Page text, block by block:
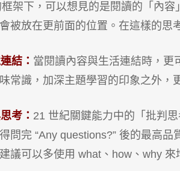
架下，可以想見的是閱讀的「內
被放在更前面的位置。在這樣的思
結： 當閱讀內容與生活連結時，更
常識，加深主題學習的印象之外，
考： 21 世紀關鍵能力中的「批判
問完 “Any questions?” 後的最高
議可以多使用 what、how、why 來